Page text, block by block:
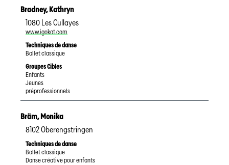
Bradney,Kathryn
1080 Les Cullayes
www.igokat.com
Techniques de danse
Ballet classique
Groupes Cibles
Enfants
Jeunes
préprofessionnels
Bräm,Monika
8102Oberengstringen
Techniques de danse
Ballet classique
Danse créative pour enfants